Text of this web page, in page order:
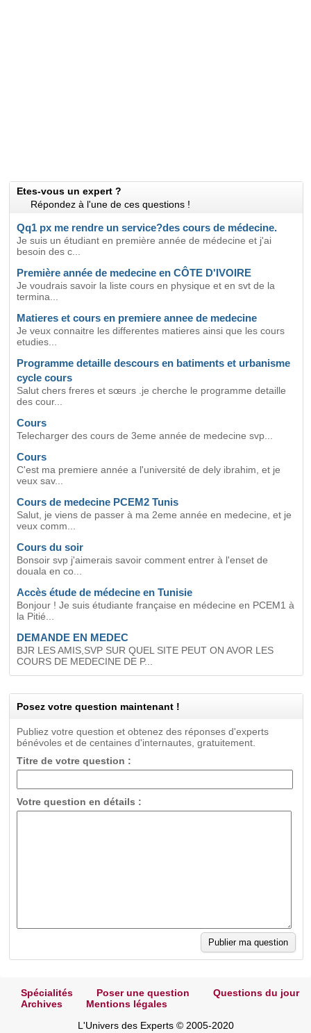
Etes-vous un expert ?
Répondez à l'une de ces questions !
Qq1 px me rendre un service?des cours de médecine.
Je suis un étudiant en première année de médecine et j'ai
besoin des c...
Première année de medecine en CÔTE D'IVOIRE
Je voudrais savoir la liste cours en physique et en svt de la
termina...
Matieres et cours en premiere annee de medecine
Je veux connaitre les differentes matieres ainsi que les cours
etudies...
Programme detaille descours en batiments et urbanisme
cycle cours
Salut chers freres et sœurs .je cherche le programme detaille
des cour...
Cours
Telecharger des cours de 3eme année de medecine svp...
Cours
C'est ma premiere année a l'université de dely ibrahim, et je
veux sav...
Cours de medecine PCEM2 Tunis
Salut, je viens de passer à ma 2eme année en medecine, et je
veux comm...
Cours du soir
Bonsoir svp j'aimerais savoir comment entrer à l'enset de
douala en co...
Accès étude de médecine en Tunisie
Bonjour ! Je suis étudiante française en médecine en PCEM1 à
la Pitié...
DEMANDE EN MEDEC
BJR LES AMIS,SVP SUR QUEL SITE PEUT ON AVOR LES
COURS DE MEDECINE DE P...
Posez votre question maintenant !
Publiez votre question et obtenez des réponses d'experts
bénévoles et de centaines d'internautes, gratuitement.
Titre de votre question :
Votre question en détails :
Spécialités Poser une question
Questions du jour
Archives
Mentions légales
L'Univers des Experts © 2005-2020